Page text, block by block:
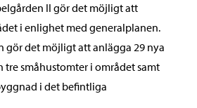
II gör det möjligt att
i enlighet med generalplanen.
gör det möjligt att anlägga 29 nya
tre småhustomter i området samt
i det befintliga